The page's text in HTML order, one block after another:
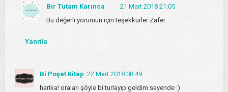
Bir Tutam Karınca
21 Mart 2018 21:05
Bu değerli yorumun için teşekkürler Zafer.
Yanıtla
Bi Poşet Kitap 22 Mart 2018 08:49
harika! oraları şöyle bi turlayıp geldim sayende :)